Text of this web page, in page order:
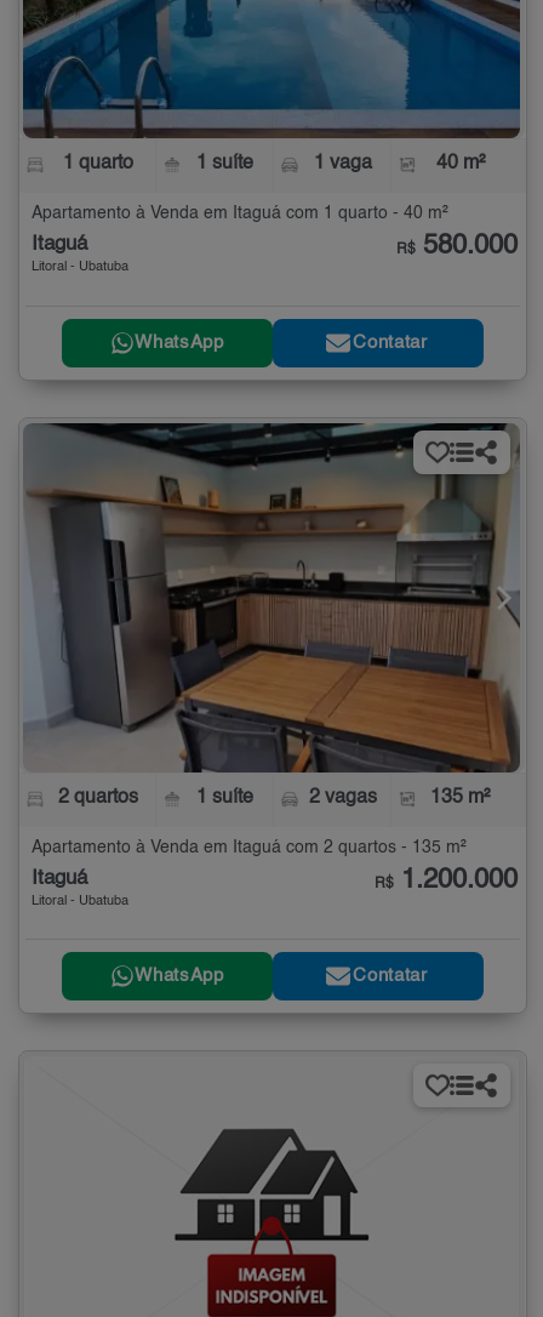
1 quarto 1 suíte 1 vaga 40 m²
Apartamento à Venda em Itaguá com 1 quarto - 40 m²
Itaguá
Litoral - Ubatuba
R$ 580.000
WhatsApp Contatar
2 quartos 1 suíte 2 vagas 135 m²
Apartamento à Venda em Itaguá com 2 quartos - 135 m²
Itaguá
Litoral - Ubatuba
R$ 1.200.000
WhatsApp Contatar